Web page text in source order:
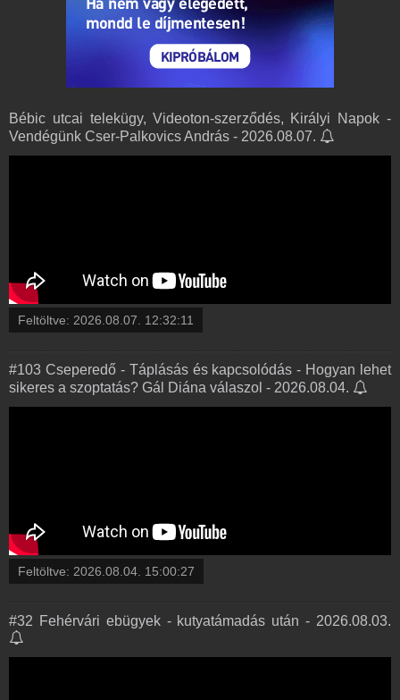
Bébic utcai telekügy, Videoton-szerződés, Királyi Napok -
Vendégünk Cser-Palkovics András - 2026.08.07.
Feltöltve: 2026.08.07. 12:32:11
#103 Cseperedő - Táplásás és kapcsolódás - Hogyan lehet
sikeres a szoptatás? Gál Diána válaszol - 2026.08.04.
Feltöltve: 2026.08.04. 15:00:27
#32 Fehérvári ebügyek - kutyatámadás után - 2026.08.03.